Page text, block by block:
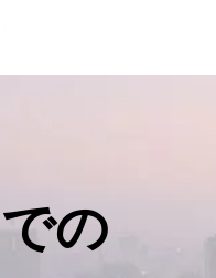
での